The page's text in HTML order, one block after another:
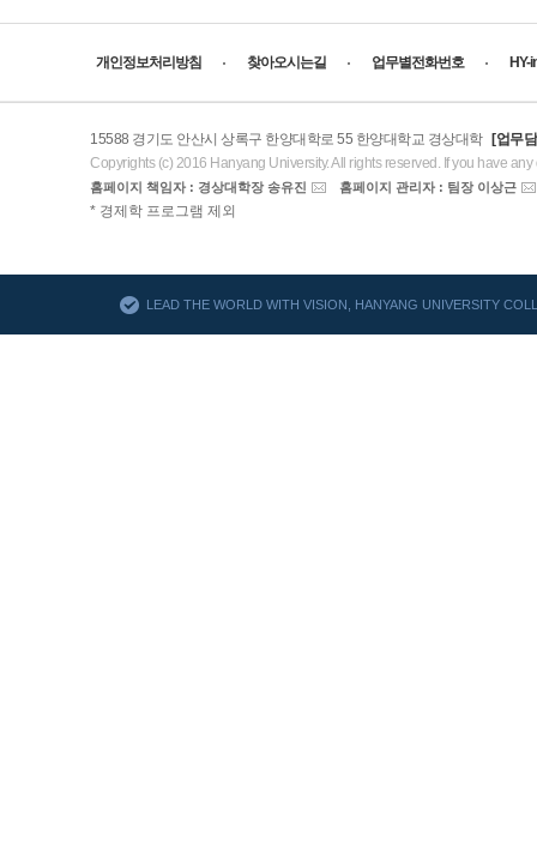
개인정보처리방침 찾아오시는길 업무별전화번호 HY-
15588 경기도 안산시 상록구 한양대학로 55 한양대학교 경상대학
[업무
Copyrights (c) 2016 Hanyang University. All rights reserved. If you have any
홈페이지 책임자 : 경상대학장 송유진 홈페이지 관리자 : 팀장 이상근
AACSB
* 경제학 프로그램 제외
LEAD THE WORLD WITH VISION, HANYANG UNIVERSITY